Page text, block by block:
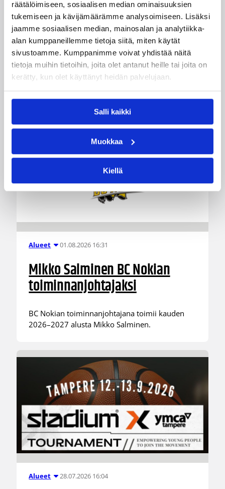
räätälöimiseen, sosiaalisen median ominaisuuksien
tukemiseen ja kävijämäärämme analysoimiseen. Lisäksi
jaamme sosiaalisen median, mainosalan ja analytiikka-
alan kumppaneillemme tietoja siitä, miten käytät
sivustoamme. Kumppanimme voivat yhdistää näitä
tietoja muihin tietoihin, joita olet antanut heille tai joita on
kerätty, kun olet käyttänyt heidän palvelujaan.
Salli kaikki
Muokkaa
Kiellä
Delfin Basket Tournament
31.7.-2.8. Tampereella
Koripallon kansainvälinen turnaus Delfin Basket
pelataan Tampereella tänä viikonloppuna.
Järjestyksessään 39. turnaus kerää yhteen 200
joukkuetta ja tuhansia koripallon ystäviä niin
Suomesta kuin ulkomailta.
Alueet 01.08.2026 16:31
Mikko Salminen BC Nokian
toiminnanjohtajaksi
BC Nokian toiminnanjohtajana toimii kauden
2026–2027 alusta Mikko Salminen.
Alueet 28.07.2026 16:04